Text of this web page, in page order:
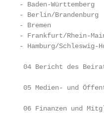
- Baden-
- Berlin/
- Bremen
- Frankfurt/Rhein-
- Hamburg/Schleswig-
04 Bericht
05 Medien-
06 Finanzen